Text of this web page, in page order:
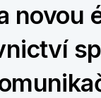
novou